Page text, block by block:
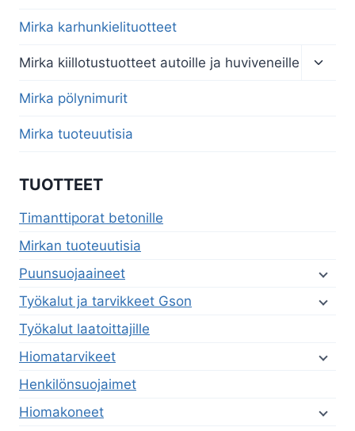
Mirka karhunkielituotteet
Mirka kiillotustuotteet autoille ja huviveneille
Mirka pölynimurit
Mirka tuoteuutisia
TUOTTEET
Timanttiporat betonille
Mirkan tuoteuutisia
Puunsuojaaineet
Työkalut ja tarvikkeet Gson
Työkalut laatoittajille
Hiomatarvikeet
Henkilönsuojaimet
Hiomakoneet